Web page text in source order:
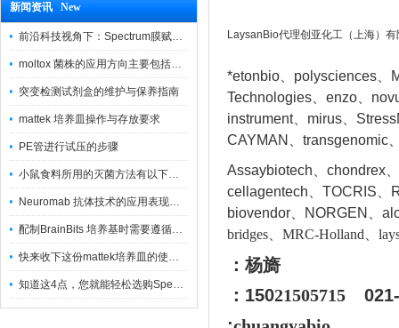
新闻资讯 New
前沿科技视角下：Spectrum膜赋能精密制造
moltox 菌株的应用方向主要包括以下几个方面
突变检测试剂盒的维护与保养指南
mattek 培养皿操作与存放要求
PE管进行试压的步骤
小鼠食料所用的灭菌方法有以下三种
Neuromab 抗体技术的应用表现在这几方面
配制BrainBits 培养基时需要遵循的原则
快来收下这份mattek培养皿的使用指南
知道这4点，您就能轻松选购Spectrum 膜
LaysanBio代理创亚化工（上海）有
*etonbio、polysciences、
Technologies、enzo、
instrument、mirus、
CAYMAN、transgenomic
Assaybiotech、chondrex
cellagentech、TOCRIS、
biovendor、NORGEN、a
bridges、MRC-Holland、
：杨旖
：15021505715
021-